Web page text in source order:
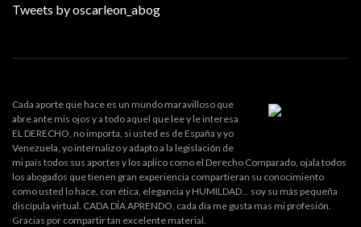
Tweets by oscarleon_abog
Cada aporte que hace es un mundo maravilloso que
abre ante mis ojos y a todo aquel que lee y le interesa
EL DERECHO, no importa, si usted es de España y yo
Venezuela, yo internalizo y adapto a la legislación de
mi país todos sus aportes y los aplico como el Derecho Comparado, ojala todos
los abogados que tienen gran experiencia compartieran su conocimiento
como usted lo hace, con ética, elegancia y HUMILDAD... soy su más pequeña
discípula virtual. CADA DÍA APRENDO, cada día me gusta mas mi profesión.
Gracias por compartir tan excelente material.